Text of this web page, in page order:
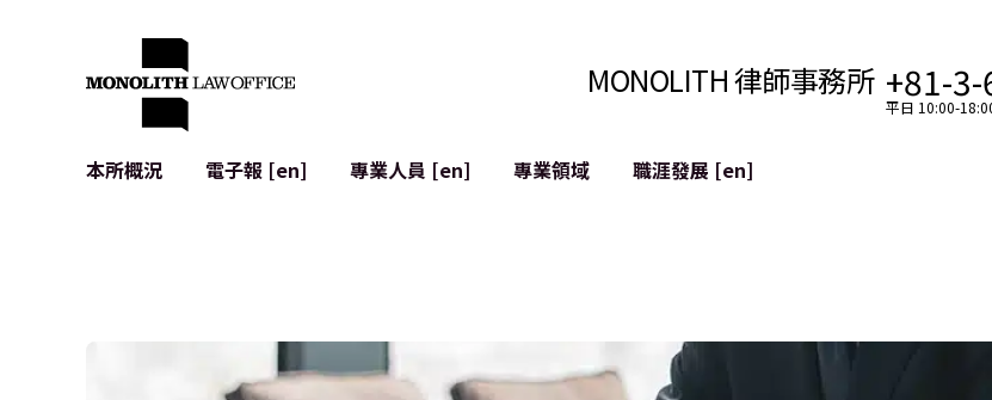
MONOLITH 律師事務所 +81-
平日 10:00-
本所概況
電子報 [en] 專業人員 [en]
專業領域
網絡犯罪
緩解聲譽損害
職涯發展 [en]